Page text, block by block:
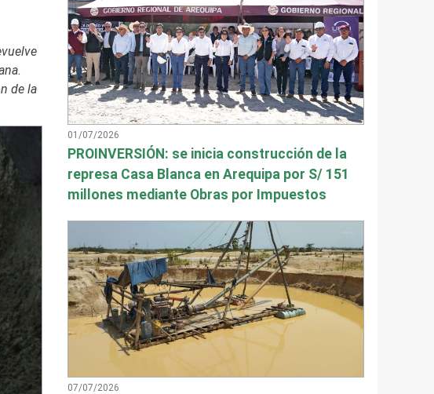
de la
01/07/2026
PROINVERSIÓN: se inicia construcción de la
represa Casa Blanca en Arequipa por S/ 151
millones mediante Obras por Impuestos
07/07/2026